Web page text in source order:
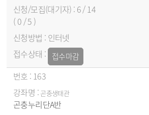
6 / 14
( 0 / 5 )
인터넷
접수마감
163
곤충생태관
곤충누리단A반